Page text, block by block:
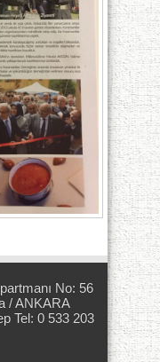
No: 56
/ ANKARA
Tel: 0 533 203